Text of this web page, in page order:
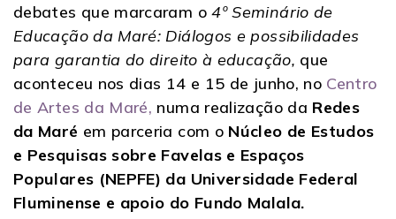
debates que marcaram o4º Seminário de
Educação da Maré: Diálogos e possibilidades
para garantia do direito à educação, que
aconteceu nos dias 14 e 15 de junho, no Centro
de Artes da Maré, numa realização da Redes
da Maré em parceria com o Núcleo de Estudos
e Pesquisas sobre Favelas e Espaços
Populares (NEPFE) da Universidade Federal
Fluminense e apoio do Fundo Malala.